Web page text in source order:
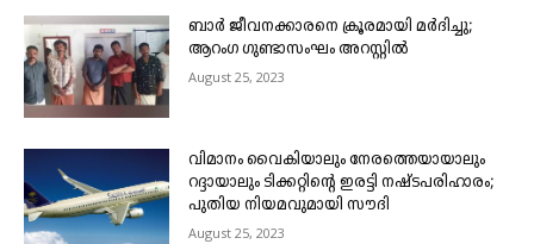
ബാർ ജീവനക്കാരനെ ക്രൂരമായി മർദിച്ചു;
ആറംഗ ഗുണ്ടാസംഘം അറസ്റ്റിൽ
August 25, 2023
വിമാനം വൈകിയാലും നേരത്തെയായാലും
റദ്ദായാലും ടിക്കറ്റിന്റെ ഇരട്ടി നഷ്ടപരിഹാരം;
പുതിയ നിയമവുമായി സൗദി
August 25, 2023